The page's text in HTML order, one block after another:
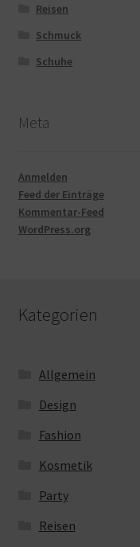
Reisen
Schmuck
Schuhe
Meta
Anmelden
Feed der Einträge
Kommentar-Feed
WordPress.org
Kategorien
Allgemein
Design
Fashion
Kosmetik
Party
Reisen